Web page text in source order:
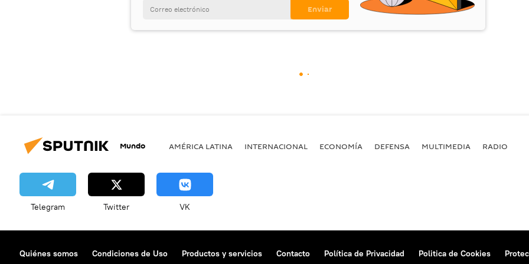
Mundo AMÉRICA LATINA INTERNACIONAL ECONOMÍA DEFENSA MULTIMEDIA RADIO
Telegram Twitter VK
Quiénes somos Condiciones de Uso Productos y servicios Contacto Política de Privacidad Politica de Cookies